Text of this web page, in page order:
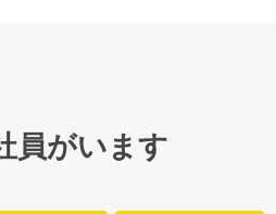
員がいます